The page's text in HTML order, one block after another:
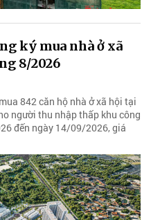
ký mua nhà ở xã
8/2026
842 căn hộ nhà ở xã hội tại
người thu nhập thấp khu công
đến ngày 14/09/2026, giá